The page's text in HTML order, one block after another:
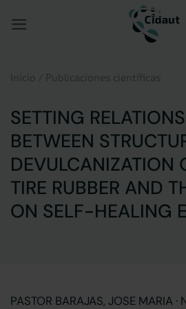
Inicio Publicaciones científicas
SETTING
BETWEEN
DEVULCANIZATION
TIRE RUBBER AND
ON SELF-HEALING
PASTOR BARAJAS, JOSE MARIA ·